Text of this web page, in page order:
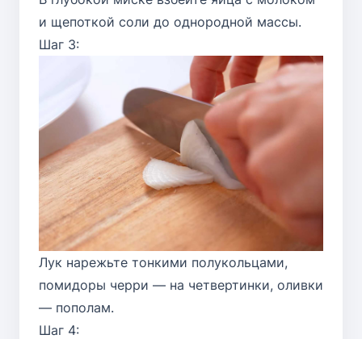
и щепоткой соли до однородной массы.
Шаг 3:
Лук нарежьте тонкими полукольцами,
помидоры черри — на четвертинки, оливки
— пополам.
Шаг 4: